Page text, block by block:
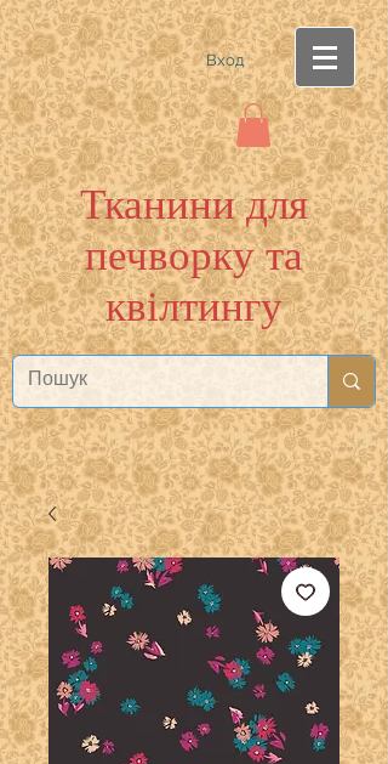
Вход
Тканини для
печворку та
квілтингу